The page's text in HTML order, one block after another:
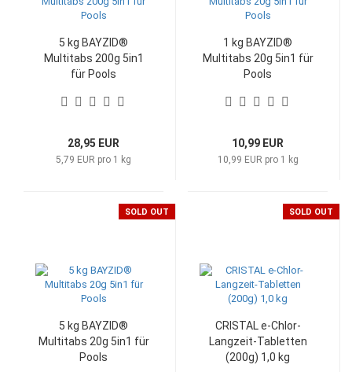
5 kg BAYZID®
Multitabs 200g 5in1
für Pools
28,95 EUR
5,79 EUR pro 1 kg
1 kg BAYZID®
Multitabs 20g 5in1 für
Pools
10,99 EUR
10,99 EUR pro 1 kg
SOLD OUT
5 kg BAYZID®
Multitabs 20g 5in1 für
Pools
SOLD OUT
CRISTAL e-Chlor-
Langzeit-Tabletten
(200g) 1,0 kg